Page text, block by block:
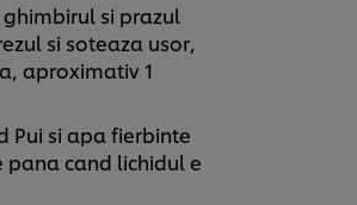
si prazul
si soteaza usor,
aproximativ 1
Pui si apa fierbinte
pana cand lichidul e